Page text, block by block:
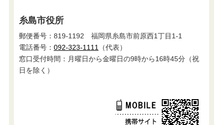
糸島市役所
郵便番号：819-1192 福岡県糸島市前原西1丁目1-1
電話番号： 092-323-1111
（代表）
窓口受付時間：月曜日から金曜日の9時から16時45分（祝
日を除く）